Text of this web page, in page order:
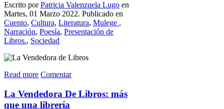
Escrito porPatricia Valenzuela Lugo en
Martes, 01 Marzo 2022. Publicado en
Cuento, Cultura, Literatura, Mulege ,
Narración, Poesía, Presentación de
Libros., Sociedad
Read more Comentar
La Vendedora De Libros: más
que una librería